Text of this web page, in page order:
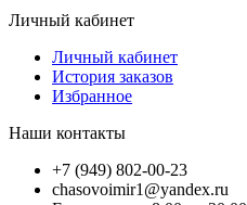
Личный кабинет
Личный кабинет
История заказов
Избранное
Наши контакты
+7 (949) 802-00-23
chasovoimir1@yandex.ru